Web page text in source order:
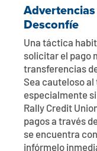
Desconfíe
Una táctica
solicitar el pago
transferencias
Sea cauteloso
especialmente
Rally Credit
pagos a través
se encuentra
infórmelo